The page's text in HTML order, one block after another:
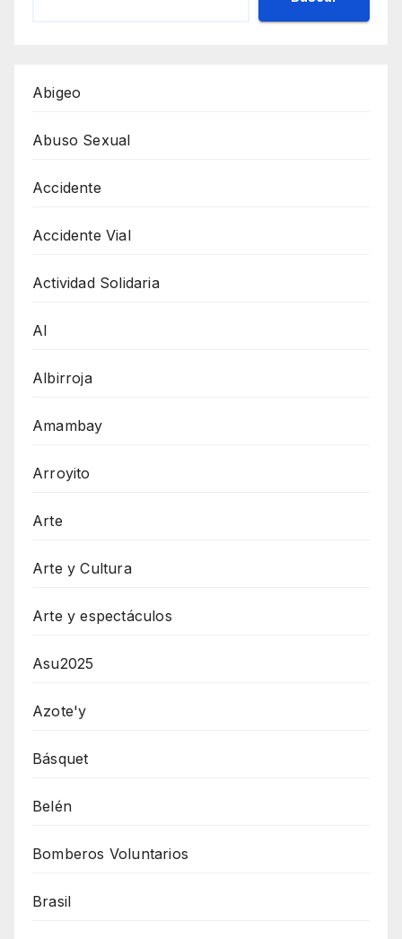
Abigeo
Abuso Sexual
Accidente
Accidente Vial
Actividad Solidaria
AI
Albirroja
Amambay
Arroyito
Arte
Arte y Cultura
Arte y espectáculos
Asu2025
Azote'y
Básquet
Belén
Bomberos Voluntarios
Brasil